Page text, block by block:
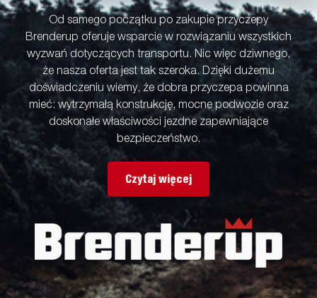
Od samego początku po zakupie przyczepy
Brenderup oferuje wsparcie w rozwiązaniu wszystkich
wyzwań dotyczących transportu. Nic więc dziwnego,
że nasza oferta jest tak szeroka. Dzięki dużemu
doświadczeniu wiemy, że dobra przyczepa powinna
mieć: wytrzymałą konstrukcję, mocne podwozie oraz
doskonałe właściwości jezdne zapewniające
bezpieczeństwo.
Czytaj więcej